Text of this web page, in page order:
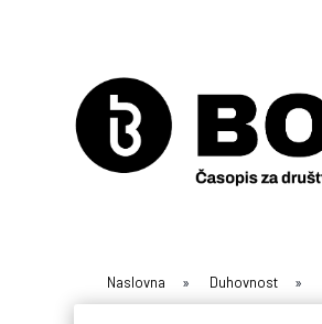
Naslovna » Duhovnost »